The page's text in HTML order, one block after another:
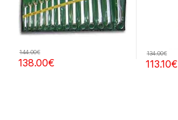
138.00€
144.00€
113.10€
134.00€